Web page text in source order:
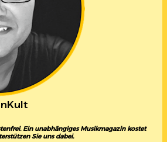
Ein unabhängiges Musikmagazin kostet
Sie uns dabei.